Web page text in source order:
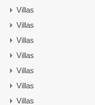
Villas
Villas
Villas
Villas
Villas
Villas
Villas